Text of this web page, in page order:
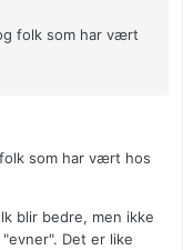
folk som har vært
som har vært hos
blir bedre, men ikke
Det er like